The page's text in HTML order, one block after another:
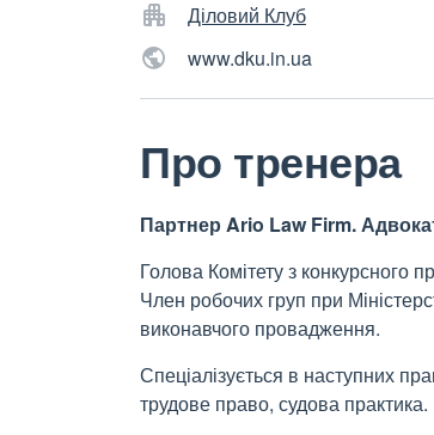
Діловий Клуб
www.dku.in.ua
Про тренера
Партнер Ario Law Firm.
Голова Комітету з конкурсного
Член робочих груп при
виконавчого провадження.
Спеціалізується в наступних
трудове право, судова практика.